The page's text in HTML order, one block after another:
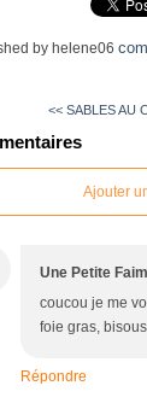
by helene06
<< SABLES AU
Ajouter
Une Petite Faim
coucou je me
foie gras, bisous
Répondre